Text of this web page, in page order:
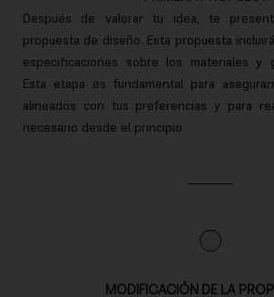
Después de valorar tu idea, te
propuesta de diseño. Esta propuesta
especificaciones sobre los materiales y
Esta etapa es fundamental para
alineados con tus preferencias y para
necesario desde el principio.
MODIFICACIÓN DE LA